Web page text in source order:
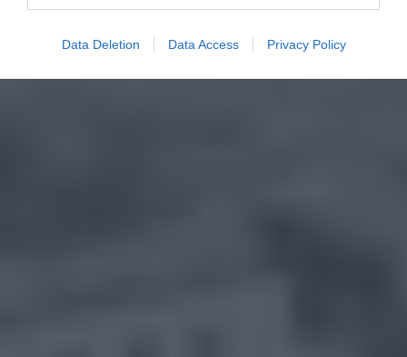
Data Deletion Data Access Privacy Policy